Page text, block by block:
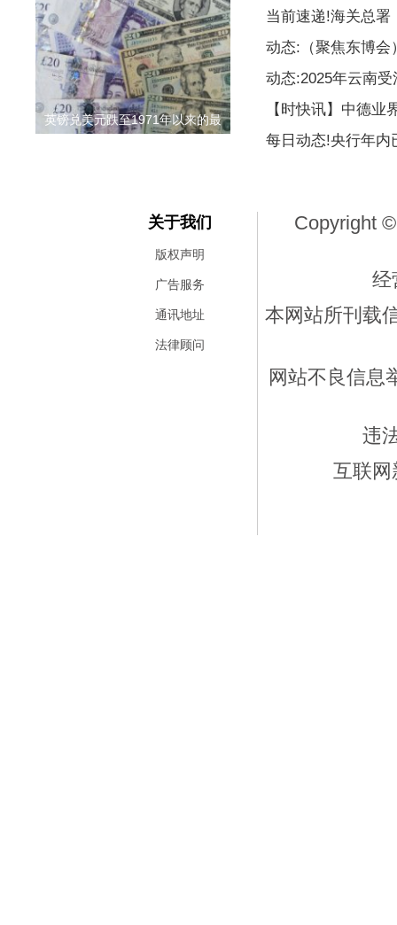
英镑兑美元跌至1971年以来的最
当前速递!海关总署
动态:（聚焦东博会
动态:2025年云南
【时快讯】中德
每日动态!央行年内
关于我们
版权声明
广告服务
通讯地址
法律顾问
Copyright
经
本网站所刊载
网站不良信息
违
互联网